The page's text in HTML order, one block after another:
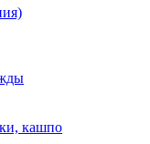
кашпо